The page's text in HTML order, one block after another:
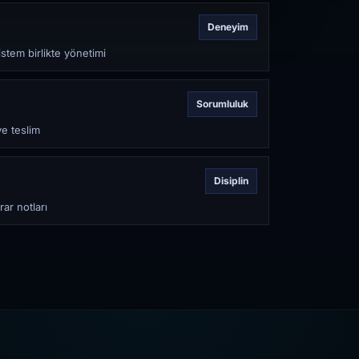
Deneyim
birlikte yönetimi
Sorumluluk
teslim
Disiplin
notları